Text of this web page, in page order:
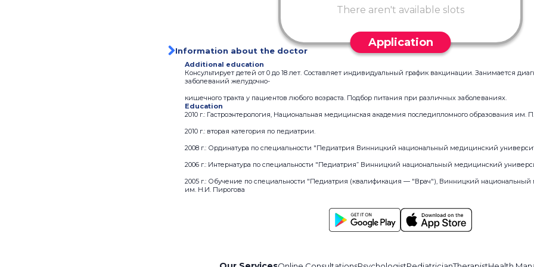
There aren't available slots
Application
Information about the doctor
Additional education
Консультирует детей от 0 до 18 лет. Составляет индивидуальный график вакцинации. Занимается
заболеваний желудочно-
кишечного тракта у пациентов любого возраста. Подбор питания при различных заболеваниях.
Education
2010 г.: Гастроэнтерология, Национальная медицинская академия последипломного образования им.
2010 г.: вторая категория по педиатрии.
2008 г.: Ординатура по специальности "Педиатрия Винницкий национальный медицинский
2006 г.: Интернатура по специальности "Педиатрия” Винницкий национальный медицинский
2005 г.: Обучение по специальности "Педиатрия (квалификация — "Врач"), Винницкий
им. Н.И. Пирогова